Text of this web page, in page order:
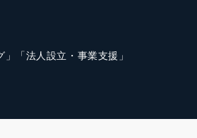
「法人設立・事業支援」